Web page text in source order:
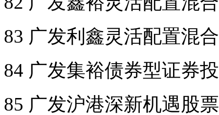
83 广发利鑫灵活配置混
84 广发集裕债券型证券
85 广发沪港深新机遇股